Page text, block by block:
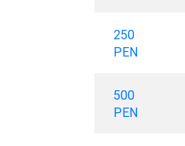
250
PEN
500
PEN